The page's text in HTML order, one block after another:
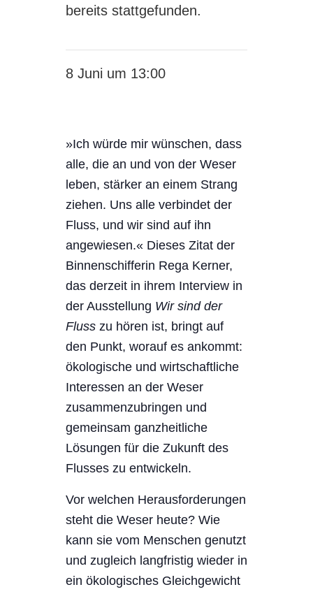
bereits stattgefunden.
8 Juni um 13:00
»Ich würde mir wünschen, dass
alle, die an und von der Weser
leben, stärker an einem Strang
ziehen. Uns alle verbindet der
Fluss, und wir sind auf ihn
angewiesen.« Dieses Zitat der
Binnenschifferin Rega Kerner,
das derzeit in ihrem Interview in
der Ausstellung Wir sind der
Fluss zu hören ist, bringt auf
den Punkt, worauf es ankommt:
ökologische und wirtschaftliche
Interessen an der Weser
zusammenzubringen und
gemeinsam ganzheitliche
Lösungen für die Zukunft des
Flusses zu entwickeln.
Vor welchen Herausforderungen
steht die Weser heute? Wie
kann sie vom Menschen genutzt
und zugleich langfristig wieder in
ein ökologisches Gleichgewicht